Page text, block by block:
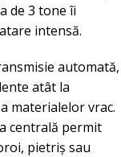
de 3 tone îi
intensă.
automată,
atât la
materialelor vrac.
centrală permit
pietriș sau